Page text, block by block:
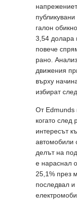
галон
3,54 долара
повече
рано.
движения
върху
избират
От Edmunds
когато след
интересът
автомобили
делът на
е нараснал
25,1% през
последвал